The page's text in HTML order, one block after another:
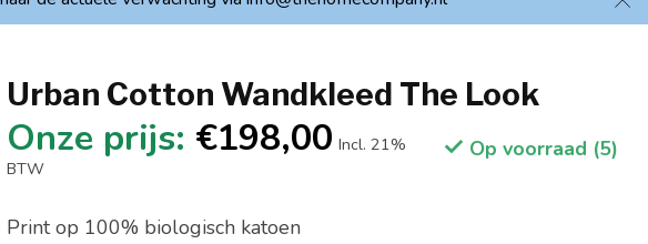
Urban Cotton Wandkleed The Look
€198,00 Incl. 21%
BTW
Op voorraad (5)
Print op 100% biologisch katoen